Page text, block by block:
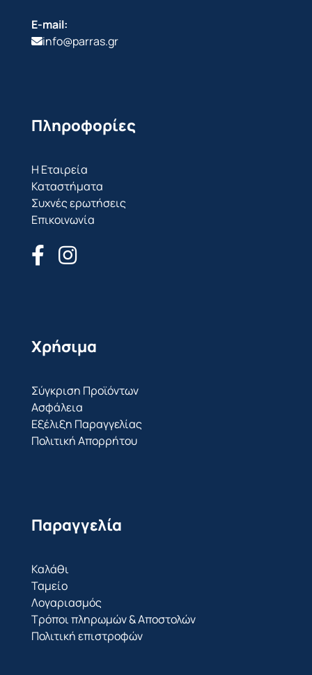
E-mail:
info@parras.gr
Πληροφορίες
Η Εταιρεία
Καταστήματα
Συχνές ερωτήσεις
Επικοινωνία
Χρήσιμα
Σύγκριση Προϊόντων
Ασφάλεια
Εξέλιξη Παραγγελίας
Πολιτική Απορρήτου
Παραγγελία
Καλάθι
Ταμείο
Λογαριασμός
Τρόποι πληρωμών & Αποστολών
Πολιτική επιστροφών